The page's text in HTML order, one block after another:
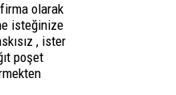
olarak
isteğinize
, ister
poşet